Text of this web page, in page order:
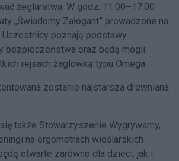
żeglarstwa. W godz. 11.00–17.00
„Świadomy Załogant” prowadzone na
poznają podstawy
bezpieczeństwa oraz będą mogli
rejsach żaglówką typu Omega.
zostanie najstarsza drewniana
także Stowarzyszenie Wygrywamy,
na ergometrach wioślarskich
otwarte zarówno dla dzieci, jak i